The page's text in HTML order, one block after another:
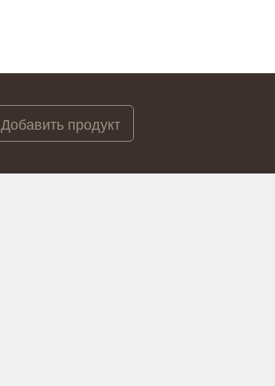
Добавить продукт